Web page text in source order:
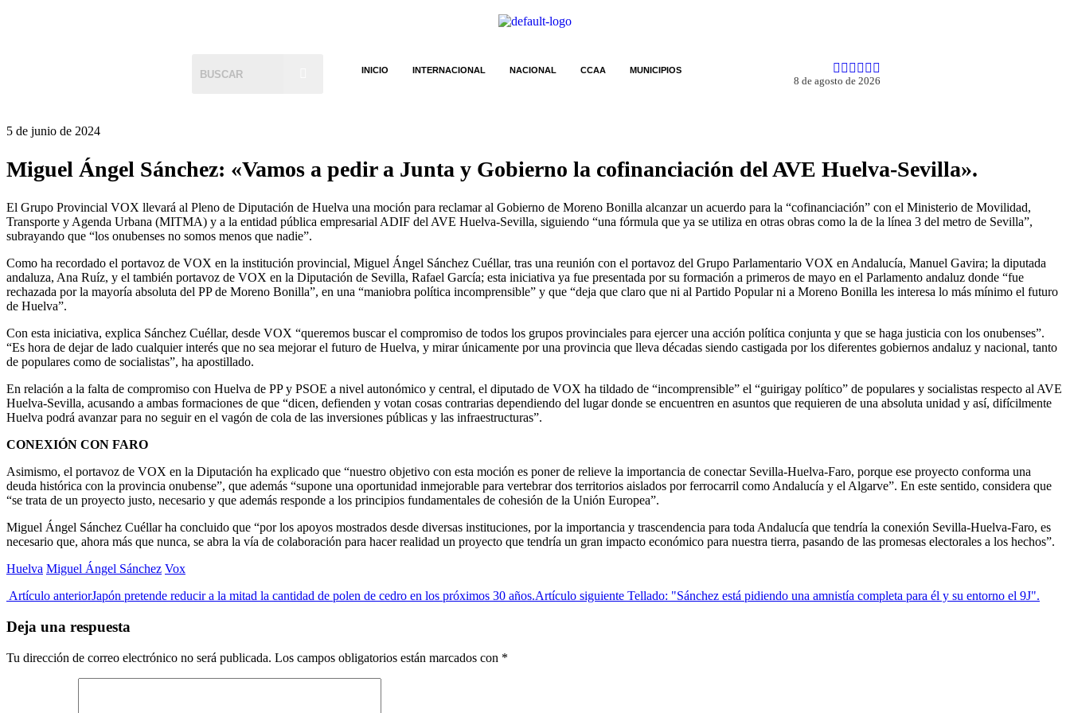
INICIO INTERNACIONAL NACIONAL CCAA MUNICIPIOS
8 de agosto de 2026
5 de junio de 2024
Miguel Ángel Sánchez: «Vamos a pedir a Junta y Gobierno la cofinanciación del AVE Huelva-Sevilla».
El Grupo Provincial VOX llevará al Pleno de Diputación de Huelva una moción para reclamar al Gobierno de Moreno Bonilla alcanzar un acuerdo para la “cofinanciación” con el Ministerio de Movilidad,
Transporte y Agenda Urbana (MITMA) y a la entidad pública empresarial ADIF del AVE Huelva-Sevilla, siguiendo “una fórmula que ya se utiliza en otras obras como la de la línea 3 del metro de Sevilla”,
subrayando que “los onubenses no somos menos que nadie”.
Como ha recordado el portavoz de VOX en la institución provincial, Miguel Ángel Sánchez Cuéllar, tras una reunión con el portavoz del Grupo Parlamentario VOX en Andalucía, Manuel Gavira; la diputada
andaluza, Ana Ruíz, y el también portavoz de VOX en la Diputación de Sevilla, Rafael García; esta iniciativa ya fue presentada por su formación a primeros de mayo en el Parlamento andaluz donde “fue
rechazada por la mayoría absoluta del PP de Moreno Bonilla”, en una “maniobra política incomprensible” y que “deja que claro que ni al Partido Popular ni a Moreno Bonilla les interesa lo más mínimo el futuro
de Huelva”.
Con esta iniciativa, explica Sánchez Cuéllar, desde VOX “queremos buscar el compromiso de todos los grupos provinciales para ejercer una acción política conjunta y que se haga justicia con los onubenses”.
“Es hora de dejar de lado cualquier interés que no sea mejorar el futuro de Huelva, y mirar únicamente por una provincia que lleva décadas siendo castigada por los diferentes gobiernos andaluz y nacional, tanto
de populares como de socialistas”, ha apostillado.
En relación a la falta de compromiso con Huelva de PP y PSOE a nivel autonómico y central, el diputado de VOX ha tildado de “incomprensible” el “guirigay político” de populares y socialistas respecto al AVE
Huelva-Sevilla, acusando a ambas formaciones de que “dicen, defienden y votan cosas contrarias dependiendo del lugar donde se encuentren en asuntos que requieren de una absoluta unidad y así, difícilmente
Huelva podrá avanzar para no seguir en el vagón de cola de las inversiones públicas y las infraestructuras”.
CONEXIÓN CON FARO
Asimismo, el portavoz de VOX en la Diputación ha explicado que “nuestro objetivo con esta moción es poner de relieve la importancia de conectar Sevilla-Huelva-Faro, porque ese proyecto conforma una
deuda histórica con la provincia onubense”, que además “supone una oportunidad inmejorable para vertebrar dos territorios aislados por ferrocarril como Andalucía y el Algarve”. En este sentido, considera que
“se trata de un proyecto justo, necesario y que además responde a los principios fundamentales de cohesión de la Unión Europea”.
Miguel Ángel Sánchez Cuéllar ha concluido que “por los apoyos mostrados desde diversas instituciones, por la importancia y trascendencia para toda Andalucía que tendría la conexión Sevilla-Huelva-Faro, es
necesario que, ahora más que nunca, se abra la vía de colaboración para hacer realidad un proyecto que tendría un gran impacto económico para nuestra tierra, pasando de las promesas electorales a los hechos”.
Huelva Miguel Ángel Sánchez Vox
Artículo anteriorJapón pretende reducir a la mitad la cantidad de polen de cedro en los próximos 30 años.Artículo siguiente Tellado: "Sánchez está pidiendo una amnistía completa para él y su entorno el 9J".
Deja una respuesta
Tu dirección de correo electrónico no será publicada. Los campos obligatorios están marcados con *